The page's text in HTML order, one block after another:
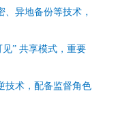
异地备份等技术，
” 共享模式，重要
技术，配备监督角色